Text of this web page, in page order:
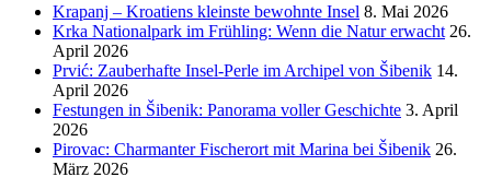
Krapanj – Kroatiens kleinste bewohnte Insel 8. Mai 2026
Krka Nationalpark im Frühling: Wenn die Natur erwacht 26.
April 2026
Prvić: Zauberhafte Insel-Perle im Archipel von Šibenik 14.
April 2026
Festungen in Šibenik: Panorama voller Geschichte 3. April
2026
Pirovac: Charmanter Fischerort mit Marina bei Šibenik 26.
März 2026